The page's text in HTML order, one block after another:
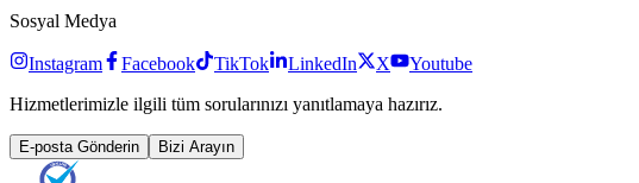
Sosyal Medya
Instagram Facebook TikTok LinkedIn X
Youtube
Hizmetlerimizle ilgili tüm sorularınızı yanıtlamaya hazırız.
E-posta Gönderin Bizi Arayın